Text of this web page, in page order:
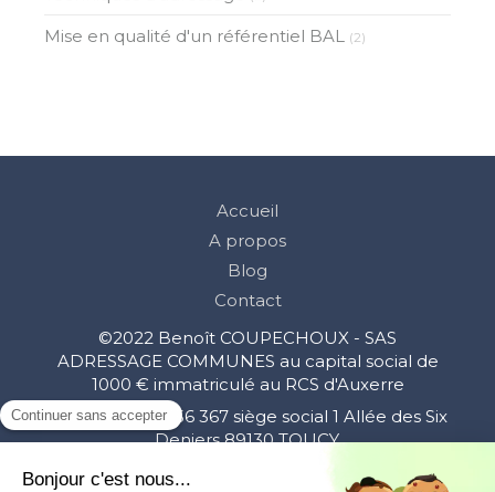
Mise en qualité d'un référentiel BAL (2)
Accueil
A propos
Blog
Contact
©2022 Benoît COUPECHOUX - SAS
ADRESSAGE COMMUNES au capital social de
1000 € immatriculé au RCS d'Auxerre
sous le n° 912 356 367 siège social 1 Allée des Six
Deniers 89130 TOUCY.
Numéro de déclaration d'activité : 27 89 01677